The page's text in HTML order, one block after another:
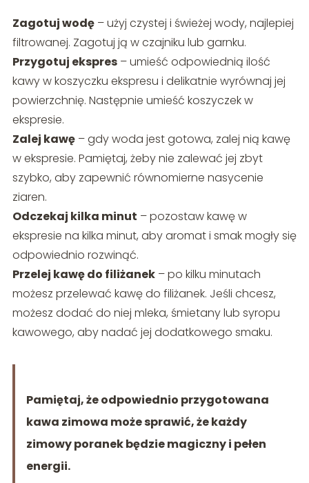
Zagotuj wodę– użyj czystej i świeżej wody, najlepiej
filtrowanej. Zagotuj ją w czajniku lub garnku.
Przygotuj ekspres– umieść odpowiednią ilość
kawy w koszyczku ekspresu i delikatnie wyrównaj jej
powierzchnię. Następnie umieść koszyczek w
ekspresie.
Zalej kawę– gdy woda jest gotowa, zalej nią kawę
w ekspresie. Pamiętaj, żeby nie zalewać jej zbyt
szybko, aby zapewnić równomierne nasycenie
ziaren.
Odczekaj kilka minut – pozostaw kawę w
ekspresie na kilka minut, aby aromat i smak mogły się
odpowiednio rozwinąć.
Przelej kawę do filiżanek– po kilku minutach
możesz przelewać kawę do filiżanek. Jeśli chcesz,
możesz dodać do niej mleka, śmietany lub syropu
kawowego, aby nadać jej dodatkowego smaku.
Pamiętaj, że odpowiednio przygotowana
kawa zimowa może sprawić, że każdy
zimowy poranek będzie magiczny i pełen
energii.